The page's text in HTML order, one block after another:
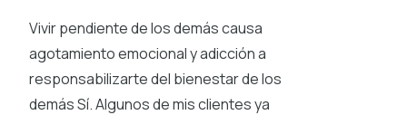
Vivir pendiente de los demás causa
agotamiento emocional y adicción a
responsabilizarte del bienestar de los
demás Sí. Algunos de mis clientes ya